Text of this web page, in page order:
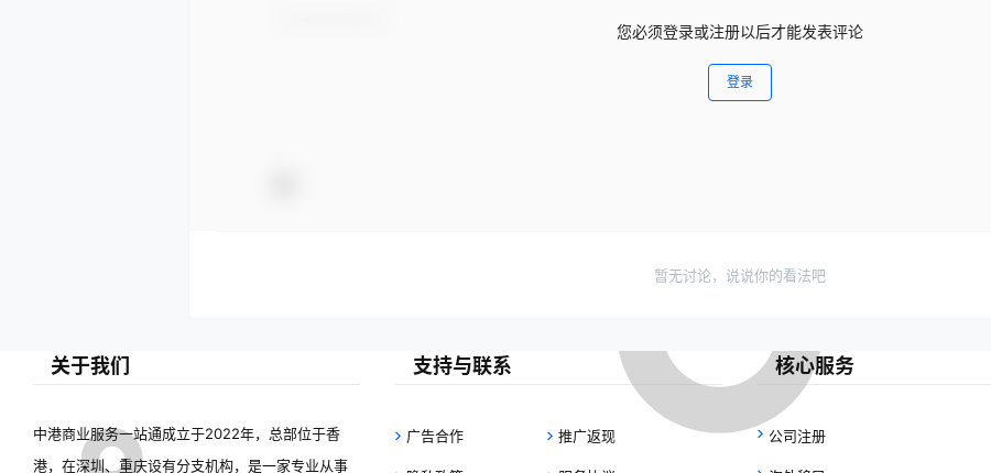
您必须登录或注册以后才能发表评论
登录
暂无讨论，说说你的看法吧
关于我们
中港商业服务一站通成立于2022年，总部位于香
港，在深圳、重庆设有分支机构，是一家专业从事
支持与联系
广告合作 推广返现
核心服务
公司注册